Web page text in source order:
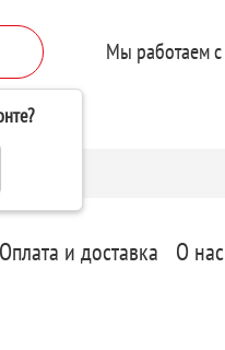
?
Мы работаем с
Оплата и доставка О нас